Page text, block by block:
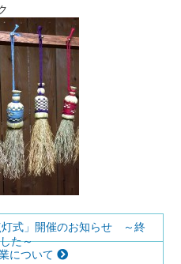
灯式」開催のお知らせ ～終
た～
について